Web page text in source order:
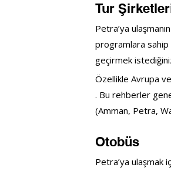
Tur
Petra’ya
programlara sahip
geçirmek
Özellikle Avrupa
. Bu rehberler
(Amman, Petra,
Otobüs
Petra’ya ulaşmak